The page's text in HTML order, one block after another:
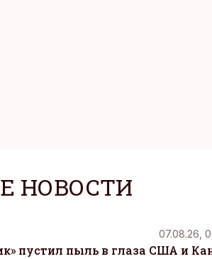
НОВОСТИ
07.08.26,
пустил пыль в глаза США и